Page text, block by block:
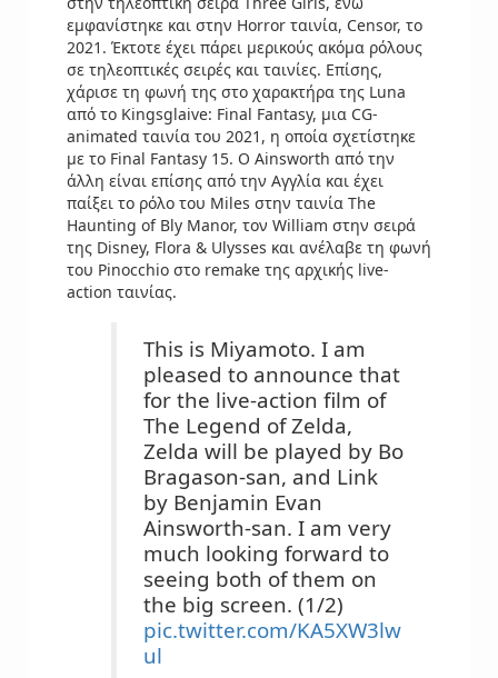
εμφανίστηκε και στην Horror ταινία, Censor, το
2021. Έκτοτε έχει πάρει μερικούς ακόμα ρόλους
σε τηλεοπτικές σειρές και ταινίες. Επίσης,
χάρισε τη φωνή της στο χαρακτήρα της Luna
από το Kingsglaive: Final Fantasy, μια CG-
animated ταινία του 2021, η οποία σχετίστηκε
με το Final Fantasy 15. Ο Ainsworth από την
άλλη είναι επίσης από την Αγγλία και έχει
παίξει το ρόλο του Miles στην ταινία The
Haunting of Bly Manor, τον William στην σειρά
της Disney, Flora & Ulysses και ανέλαβε τη φωνή
του Pinocchio στο remake της αρχικής live-
action ταινίας.
This is Miyamoto. I am
pleased to announce that
for the live-action film of
The Legend of Zelda,
Zelda will be played by Bo
Bragason-san, and Link
by Benjamin Evan
Ainsworth-san. I am very
much looking forward to
seeing both of them on
the big screen. (1/2)
pic.twitter.com/KA5XW3lw
ul